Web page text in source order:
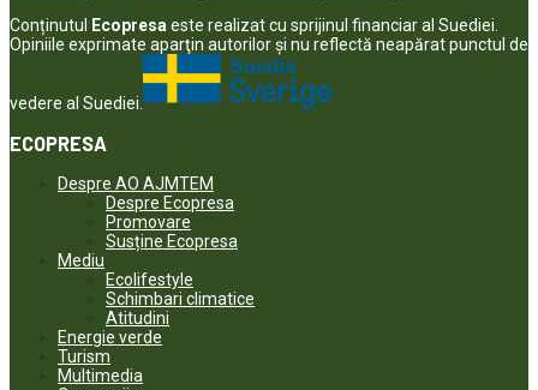
Conținutul Ecopresa este realizat cu sprijinul financiar al Suediei.
Opiniile exprimate aparţin autorilor şi nu reflectă neapărat punctul de
vedere al Suediei.
ECOPRESA
Despre AO AJMTEM
Despre Ecopresa
Promovare
Susține Ecopresa
Mediu
Ecolifestyle
Schimbari climatice
Atitudini
Energie verde
Turism
Multimedia